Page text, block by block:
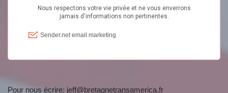
Pour nous écrire: jeff@bretagnetransamerica.fr